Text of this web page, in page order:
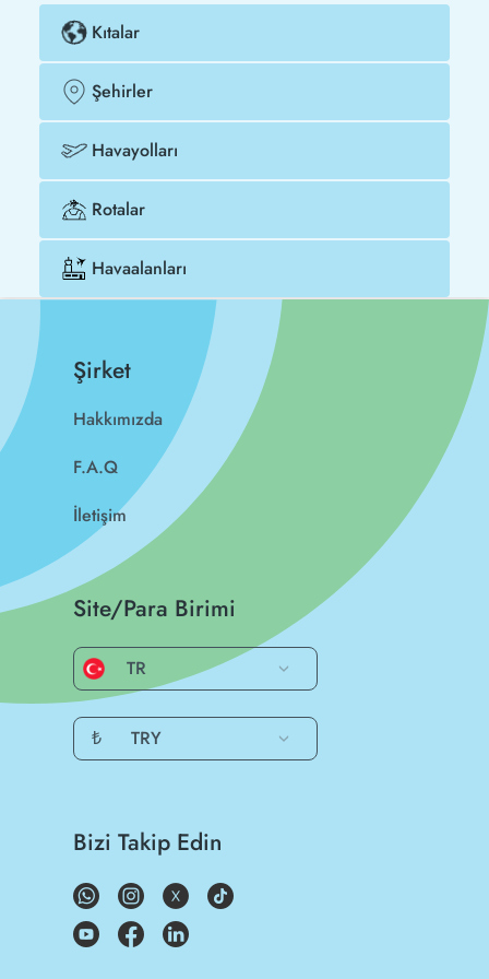
Kıtalar
Şehirler
Havayolları
Rotalar
Havaalanları
Şirket
Hakkımızda
F.A.Q
İletişim
Site/Para Birimi
TR
₺ TRY
Bizi Takip Edin